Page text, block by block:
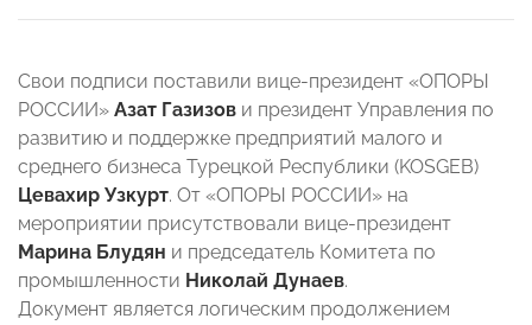
Свои подписи поставили вице-президент «ОПОРЫ
РОССИИ» Азат Газизов и президент Управления по
развитию и поддержке предприятий малого и
среднего бизнеса Турецкой Республики (KOSGEB)
Цевахир Узкурт. От «ОПОРЫ РОССИИ» на
мероприятии присутствовали вице-президент
Марина Блудян и председатель Комитета по
промышленности Николай Дунаев.
Документ является логическим продолжением